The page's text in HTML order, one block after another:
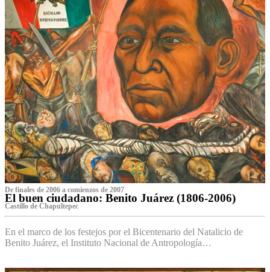
De finales de 2006 a comienzos de 2007
El buen ciudadano: Benito Juárez (1806-2006)
Castillo de Chapultepec
En el marco de los festejos por el Bicentenario del Natalicio de
Benito Juárez, el Instituto Nacional de Antropología…